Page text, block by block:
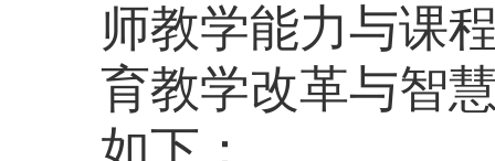
师教学能力与课
育教学改革与智
如下：